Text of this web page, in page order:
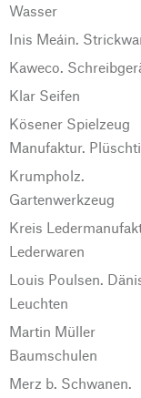
Wasser
Inis Meáin.
Kaweco.
Klar Seifen
Kösener Spielzeug
Manufaktur.
Krumpholz.
Gartenwerkzeug
Kreis
Lederwaren
Louis Poulsen.
Leuchten
Martin Müller
Baumschulen
Merz b. Schwanen.